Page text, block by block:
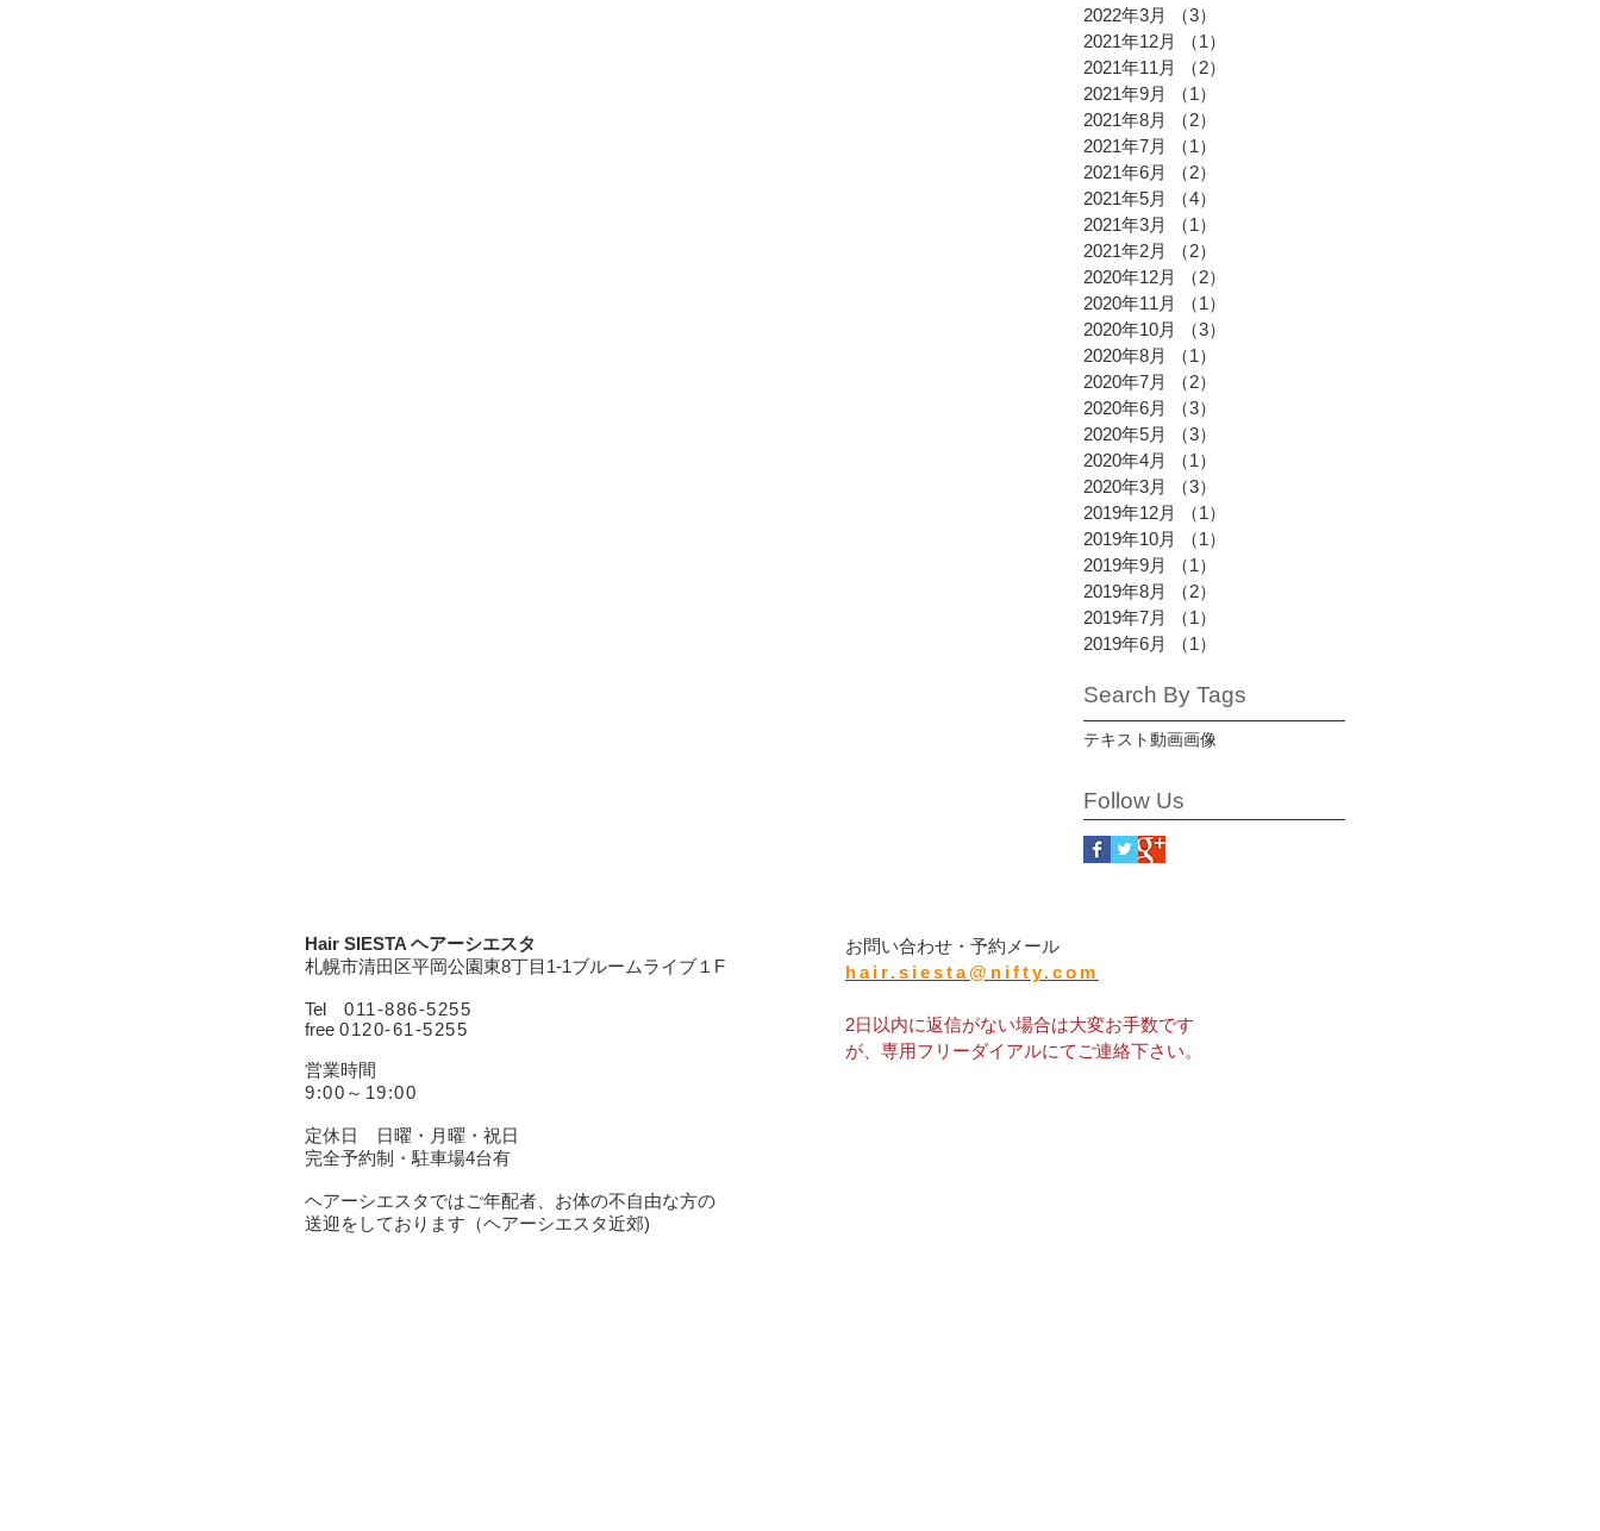
2022年3月
（3）
2021年12月
（1）
2021年11月
（2）
2021年9月
（1）
2021年8月
（2）
2021年7月
（1）
2021年6月
（2）
2021年5月
（4）
2021年3月
（1）
2021年2月
（2）
2020年12月
（2）
2020年11月
（1）
2020年10月
（3）
2020年8月
（1）
2020年7月
（2）
2020年6月
（3）
2020年5月
（3）
2020年4月
（1）
2020年3月
（3）
2019年12月
（1）
2019年10月
（1）
2019年9月
（1）
2019年8月
（2）
2019年7月
（1）
2019年6月
（1）
Search By Tags
テキスト動画画像
Follow Us
Hair SIESTA ヘアーシエスタ
札幌市清田区平岡公園東8丁目1-1ブルームライブ１F
Tel 011-886-5255
free 0120-61-5255
営業時間
9:00～19:00
定休日 日曜・月曜・祝日
完全予約制・駐車場4台有
ヘアーシエスタではご年配者、お体の不自由な方の
送迎をしております（ヘアーシエスタ近郊)
お問い合わせ・予約メール
hair.siesta@nifty.com
2日以内に返信がない場合は大変お手数です
が、専用フリーダイアルにてご連絡下さい。